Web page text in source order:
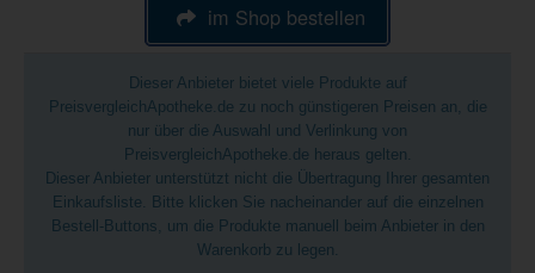
im Shop bestellen
Dieser Anbieter bietet viele Produkte auf
PreisvergleichApotheke.de zu noch günstigeren Preisen an, die
nur über die Auswahl und Verlinkung von
PreisvergleichApotheke.de heraus gelten.
Dieser Anbieter unterstützt nicht die Übertragung Ihrer gesamten
Einkaufsliste. Bitte klicken Sie nacheinander auf die einzelnen
Bestell-Buttons, um die Produkte manuell beim Anbieter in den
Warenkorb zu legen.